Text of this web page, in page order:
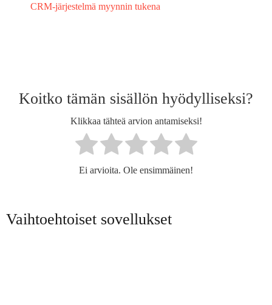
CRM-järjestelmä myynnin tukena
Koitko tämän sisällön hyödylliseksi?
Klikkaa tähteä arvion antamiseksi!
Ei arvioita. Ole ensimmäinen!
Vaihtoehtoiset sovellukset